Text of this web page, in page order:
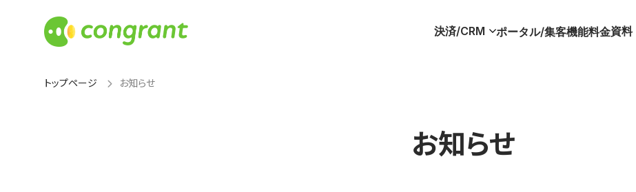
決済/CRM ポータル/集客機能料金資料
トップページ お知らせ
お知らせ